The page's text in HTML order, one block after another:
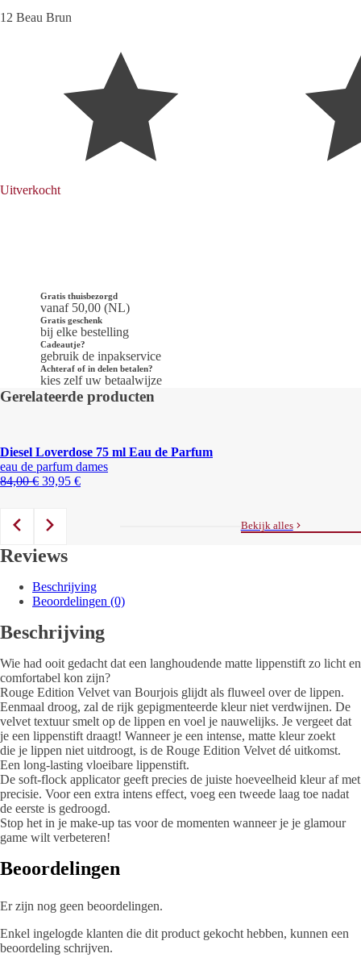
12 Beau Brun
Uitverkocht
Gratis thuisbezorgd
vanaf 50,00 (NL)
Gratis geschenk
bij elke bestelling
Cadeautje?
gebruik de inpakservice
Achteraf of in delen betalen?
kies zelf uw betaalwijze
Gerelateerde producten
Diesel Loverdose 75 ml Eau de Parfum
eau de parfum dames
84,00€ Oorspronkelijke
84,00 €.
39,95 €Huidige
Bekijk alles
Reviews
Beschrijving
Beoordelingen (0)
Beschrijving
Wie had ooit gedacht dat een langhoudende matte lippenstift zo licht en
comfortabel kon zijn?
Rouge Edition Velvet van Bourjois glijdt als fluweel over de lippen.
Eenmaal droog, zal de rijk gepigmenteerde kleur niet verdwijnen. De
velvet textuur smelt op de lippen en voel je nauwelijks. Je vergeet dat
je een lippenstift draagt! Wanneer je een intense, matte kleur zoekt
die je lippen niet uitdroogt, is de Rouge Edition Velvet dé uitkomst.
Een long-lasting vloeibare lippenstift.
De soft-flock applicator geeft precies de juiste hoeveelheid kleur af met
precisie. Voor een extra intens effect, voeg een tweede laag toe nadat
de eerste is gedroogd.
Stop het in je make-up tas voor de momenten wanneer je je glamour
game wilt verbeteren!
Beoordelingen
Er zijn nog geen beoordelingen.
Enkel ingelogde klanten die dit product gekocht hebben, kunnen een
beoordeling schrijven.